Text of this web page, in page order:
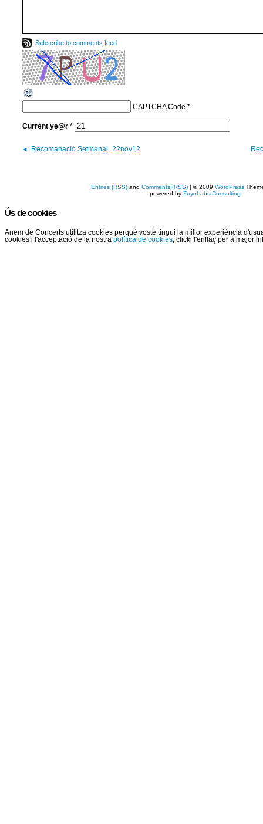
Subscribe to comments feed
CAPTCHA Code *
Current ye@r *
Recomanació Setmanal_22nov12
Entries (RSS) andComments (RSS) | © 2009WordPress
powered byZoyoLabs Consulting
Ús de cookies
Anem de Concerts utilitza cookies perquè vostè tingui la millor experiència
cookies i l'acceptació de la nostra política de cookies , clicki l'enllaç per a major